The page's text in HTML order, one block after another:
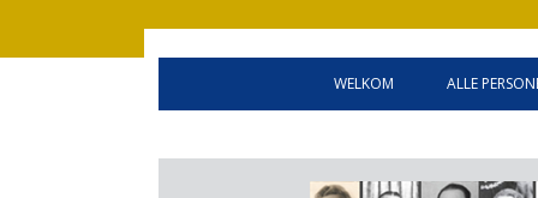
WELKOM
HANDLEIDING
ALLE